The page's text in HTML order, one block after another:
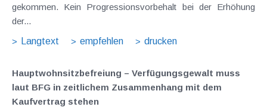
gekommen. Kein Progressionsvorbehalt bei der Erhöhung
der...
Langtext
empfehlen drucken
Hauptwohnsitz​­befreiung – Verfügungsgewalt muss
laut BFG in zeitlichem Zusammenhang mit dem
Kaufvertrag stehen